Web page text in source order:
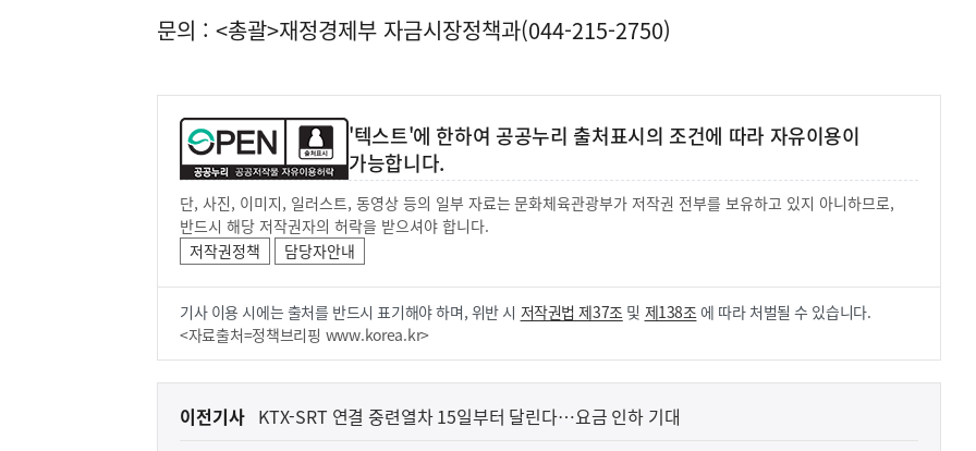
문의 : <총괄>재정경제부 자금시장정책과(044-215-2750)
'텍스트'에 한하여 공공누리 출처표시의 조건에 따라 자유이용이
가능합니다.
단, 사진, 이미지, 일러스트, 동영상 등의 일부 자료는 문화체육관광부가 저작권 전부를 보유하고 있지 아니하므로,
반드시 해당 저작권자의 허락을 받으셔야 합니다.
저작권정책
담당자안내
기사 이용 시에는 출처를 반드시 표기해야 하며, 위반 시 저작권법 제37조및 제138조에 따라 처벌될 수 있습니다.
<자료출처=정책브리핑 www.korea.kr>
이
이전기사 KTX-SRT 연결 중련열차 15일부터 달린다…요금 인하 기대